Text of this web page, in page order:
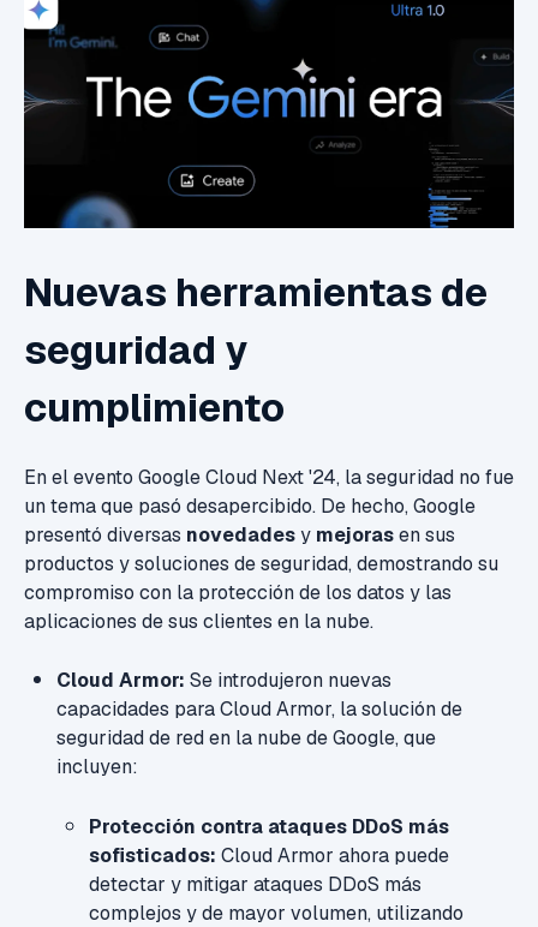
Nuevas herramientas de
seguridad y
cumplimiento
En el evento Google Cloud Next '24, la seguridad no fue
un tema que pasó desapercibido. De hecho, Google
presentó diversas novedadesy mejorasen sus
productos y soluciones de seguridad, demostrando su
compromiso con la protección de los datos y las
aplicaciones de sus clientes en la nube.
Cloud Armor: Se introdujeron nuevas
capacidades para Cloud Armor, la solución de
seguridad de red en la nube de Google, que
incluyen:
Protección contra ataques DDoS más
sofisticados: Cloud Armor ahora puede
detectar y mitigar ataques DDoS más
complejos y de mayor volumen, utilizando